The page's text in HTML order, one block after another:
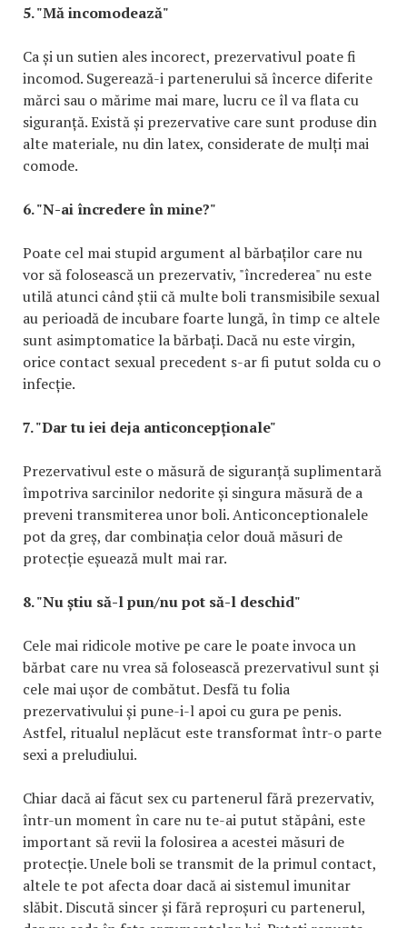
5. "Mă incomodează"
Ca și un sutien ales incorect, prezervativul poate fi
incomod. Sugerează-i partenerului să încerce diferite
mărci sau o mărime mai mare, lucru ce îl va flata cu
siguranță. Există și prezervative care sunt produse din
alte materiale, nu din latex, considerate de mulți mai
comode.
6. "N-ai încredere în mine?"
Poate cel mai stupid argument al bărbaților care nu
vor să folosească un prezervativ, "încrederea" nu este
utilă atunci când știi că multe boli transmisibile sexual
au perioadă de incubare foarte lungă, în timp ce altele
sunt asimptomatice la bărbați. Dacă nu este virgin,
orice contact sexual precedent s-ar fi putut solda cu o
infecție.
7. "Dar tu iei deja anticoncepționale"
Prezervativul este o măsură de siguranță suplimentară
împotriva sarcinilor nedorite și singura măsură de a
preveni transmiterea unor boli. Anticonceptionalele
pot da greș, dar combinația celor două măsuri de
protecție eșuează mult mai rar.
8. "Nu știu să-l pun/nu pot să-l deschid"
Cele mai ridicole motive pe care le poate invoca un
bărbat care nu vrea să folosească prezervativul sunt și
cele mai ușor de combătut. Desfă tu folia
prezervativului și pune-i-l apoi cu gura pe penis.
Astfel, ritualul neplăcut este transformat într-o parte
sexi a preludiului.
Chiar dacă ai făcut sex cu partenerul fără prezervativ,
într-un moment în care nu te-ai putut stăpâni, este
important să revii la folosirea a acestei măsuri de
protecție. Unele boli se transmit de la primul contact,
altele te pot afecta doar dacă ai sistemul imunitar
slăbit. Discută sincer și fără reproșuri cu partenerul,